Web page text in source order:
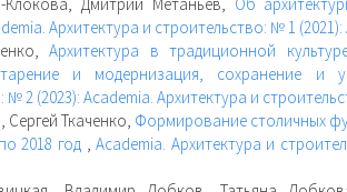
Архитектура и строительство: № 1
Архитектура в традиционной
и модернизация, сохранение и
№ 2 (2023): Academia. Архитектура и
Ткаченко, Формирование столичных
2018 год ,Academia. Архитектура и